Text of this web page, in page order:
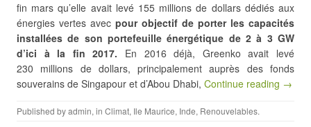
fin mars qu’elle avait levé 155 millions de dollars dédiés aux
énergies vertes avec pour objectif de porter les capacités
installées de son portefeuille énergétique de 2 à 3 GW
d’ici à la fin 2017. En 2016 déjà, Greenko avait levé
230 millions de dollars, principalement auprès des fonds
souverains de Singapour et d’Abou Dhabi, Continue reading →
Published byadmin, in Climat, Ile Maurice, Inde, Renouvelables.